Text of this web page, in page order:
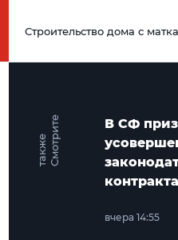
00:00
Строительство дома с
С
м
о
т
р и
т
е
т
а
к
ж
е
В СФ
вчера 14:55